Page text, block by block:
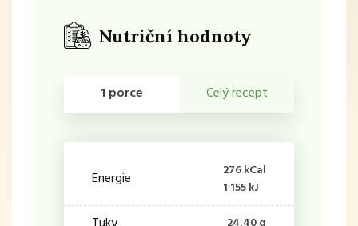
Nutriční hodnoty
1 porce Celý recept
Energie
276 kCal
1 155 kJ